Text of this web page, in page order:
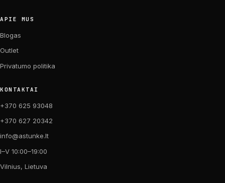
APIE MUS
Blogas
Outlet
Privatumo politika
KONTAKTAI
+370 625 93048
+370 627 20342
info@astunke.lt
I–V 10:00–19:00
Vilnius, Lietuva